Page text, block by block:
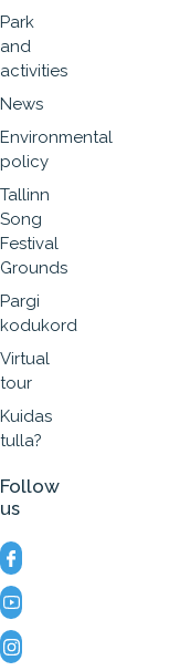
Park
and
activities
News
Environmental
policy
Tallinn
Song
Festival
Grounds
Pargi
kodukord
Virtual
tour
Kuidas
tulla?
Follow
us